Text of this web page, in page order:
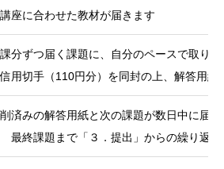
座に合わせた教材が届きます
課分ずつ届く課題に、自分のペースで取り
用切手（110円分）を同封の上、解答用
済みの解答用紙と次の課題が数日中に届き
終課題まで「３．提出」からの繰り返し